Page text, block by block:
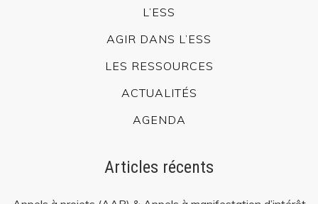
L’ESS
AGIR DANS L’ESS
LES RESSOURCES
ACTUALITÉS
AGENDA
Articles récents